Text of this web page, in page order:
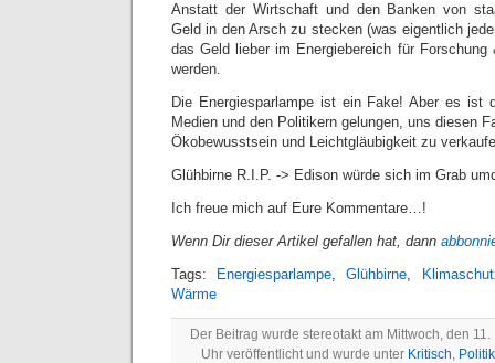
Anstatt der Wirtschaft und den Banken von
Geld in den Arsch zu stecken (was eigentlich
das Geld lieber im Energiebereich für Forschung
werden.
Die Energiesparlampe ist ein Fake! Aber es ist
Medien und den Politikern gelungen, uns diesen
Ökobewusstsein und Leichtgläubigkeit zu
Glühbirne R.I.P. -> Edison würde sich im Grab
Ich freue mich auf Eure Kommentare…!
Wenn Dir dieser Artikel gefallen hat, dann
Tags:
Energiesparlampe,Glühbirne,
Wärme
Der Beitrag wurde stereotakt am Mittwoch, den
Uhr veröffentlicht und wurde unter Kritisch, Politik